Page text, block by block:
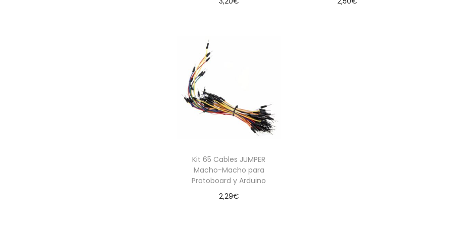
Kit 65 Cables JUMPER
Macho-Macho para
Protoboard y Arduino
2,29€